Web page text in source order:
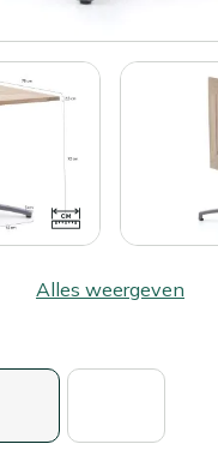
Alles weergeven